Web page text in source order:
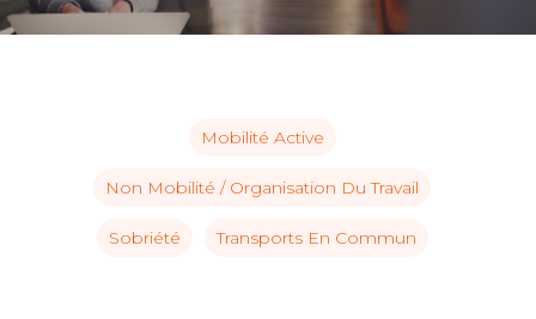
Mobilité Active
Non Mobilité / Organisation Du Travail
Sobriété Transports En Commun